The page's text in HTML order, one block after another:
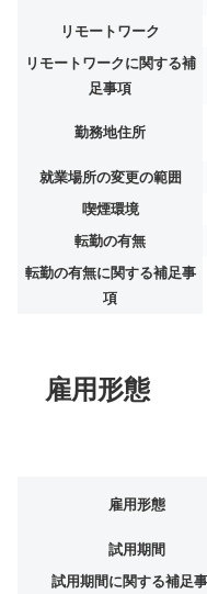
リモートワーク
リモートワークに関する補
足事項
勤務地住所
就業場所の変更の範囲
喫煙環境
転勤の有無
転勤の有無に関する補足事
項
雇用形態
雇用形態
試用期間
試用期間に関する補足